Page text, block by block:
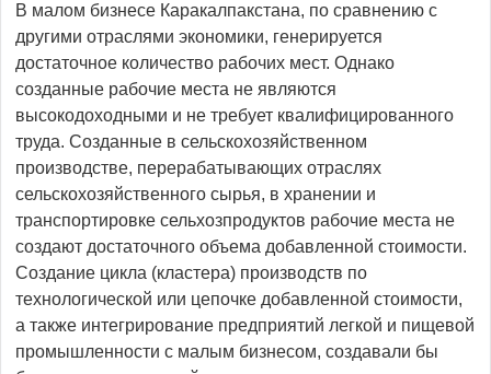
В малом бизнесе Каракалпакстана, по сравнению с
другими отраслями экономики, генерируется
достаточное количество рабочих мест. Однако
созданные рабочие места не являются
высокодоходными и не требует квалифицированного
труда. Созданные в сельскохозяйственном
производстве, перерабатывающих отраслях
сельскохозяйственного сырья, в хранении и
транспортировке сельхозпродуктов рабочие места не
создают достаточного объема добавленной стоимости.
Создание цикла (кластера) производств по
технологической или цепочке добавленной стоимости,
а также интегрирование предприятий легкой и пищевой
промышленности с малым бизнесом, создавали бы